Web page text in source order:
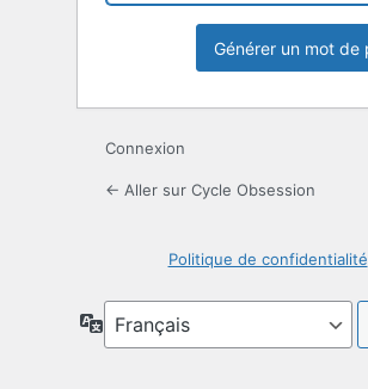
Connexion
← Aller sur Cycle Obsession
Politique de confidentialité
Langue